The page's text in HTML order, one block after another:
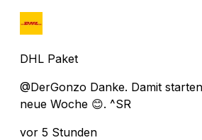
DHL Paket
@DerGonzo Danke. Damit
neue Woche 😊. ^SR
vor 5 Stunden